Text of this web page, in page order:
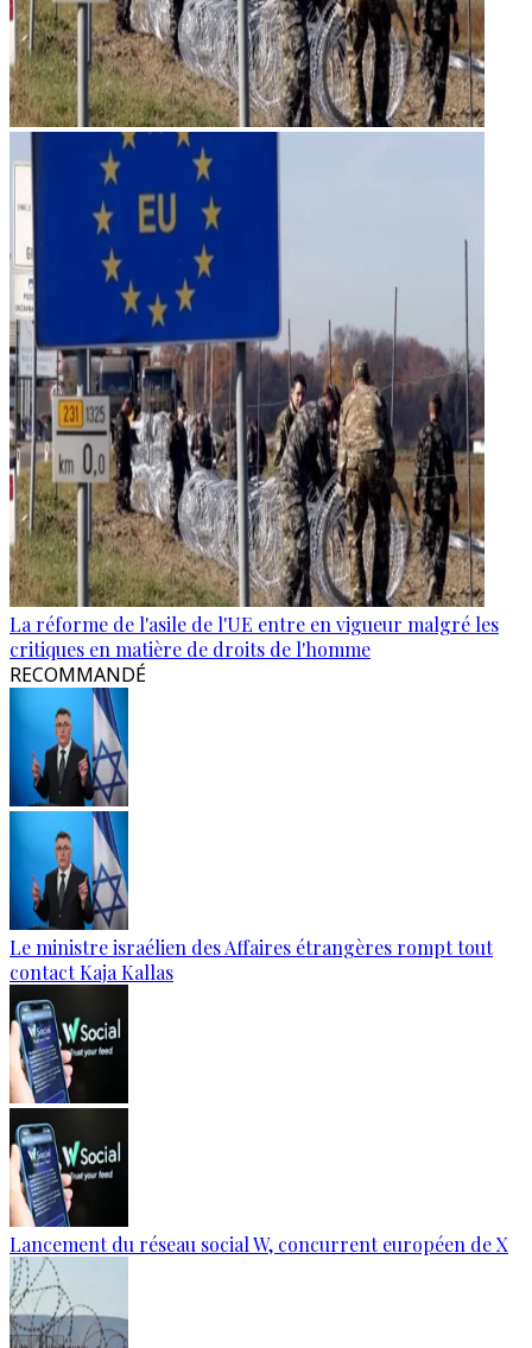
La réforme de l'asile de l'UE entre en vigueur malgré les
critiques en matière de droits de l'homme
RECOMMANDÉ
Le ministre israélien des Affaires étrangères rompt tout
contact Kaja Kallas
Lancement du réseau social W, concurrent européen de X